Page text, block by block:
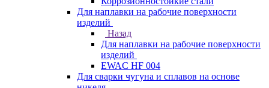
Для наплавки на рабочие поверхности
изделий
Назад
Для наплавки на рабочие поверхности
изделий
EWAC HF 004
Для сварки чугуна и сплавов на основе